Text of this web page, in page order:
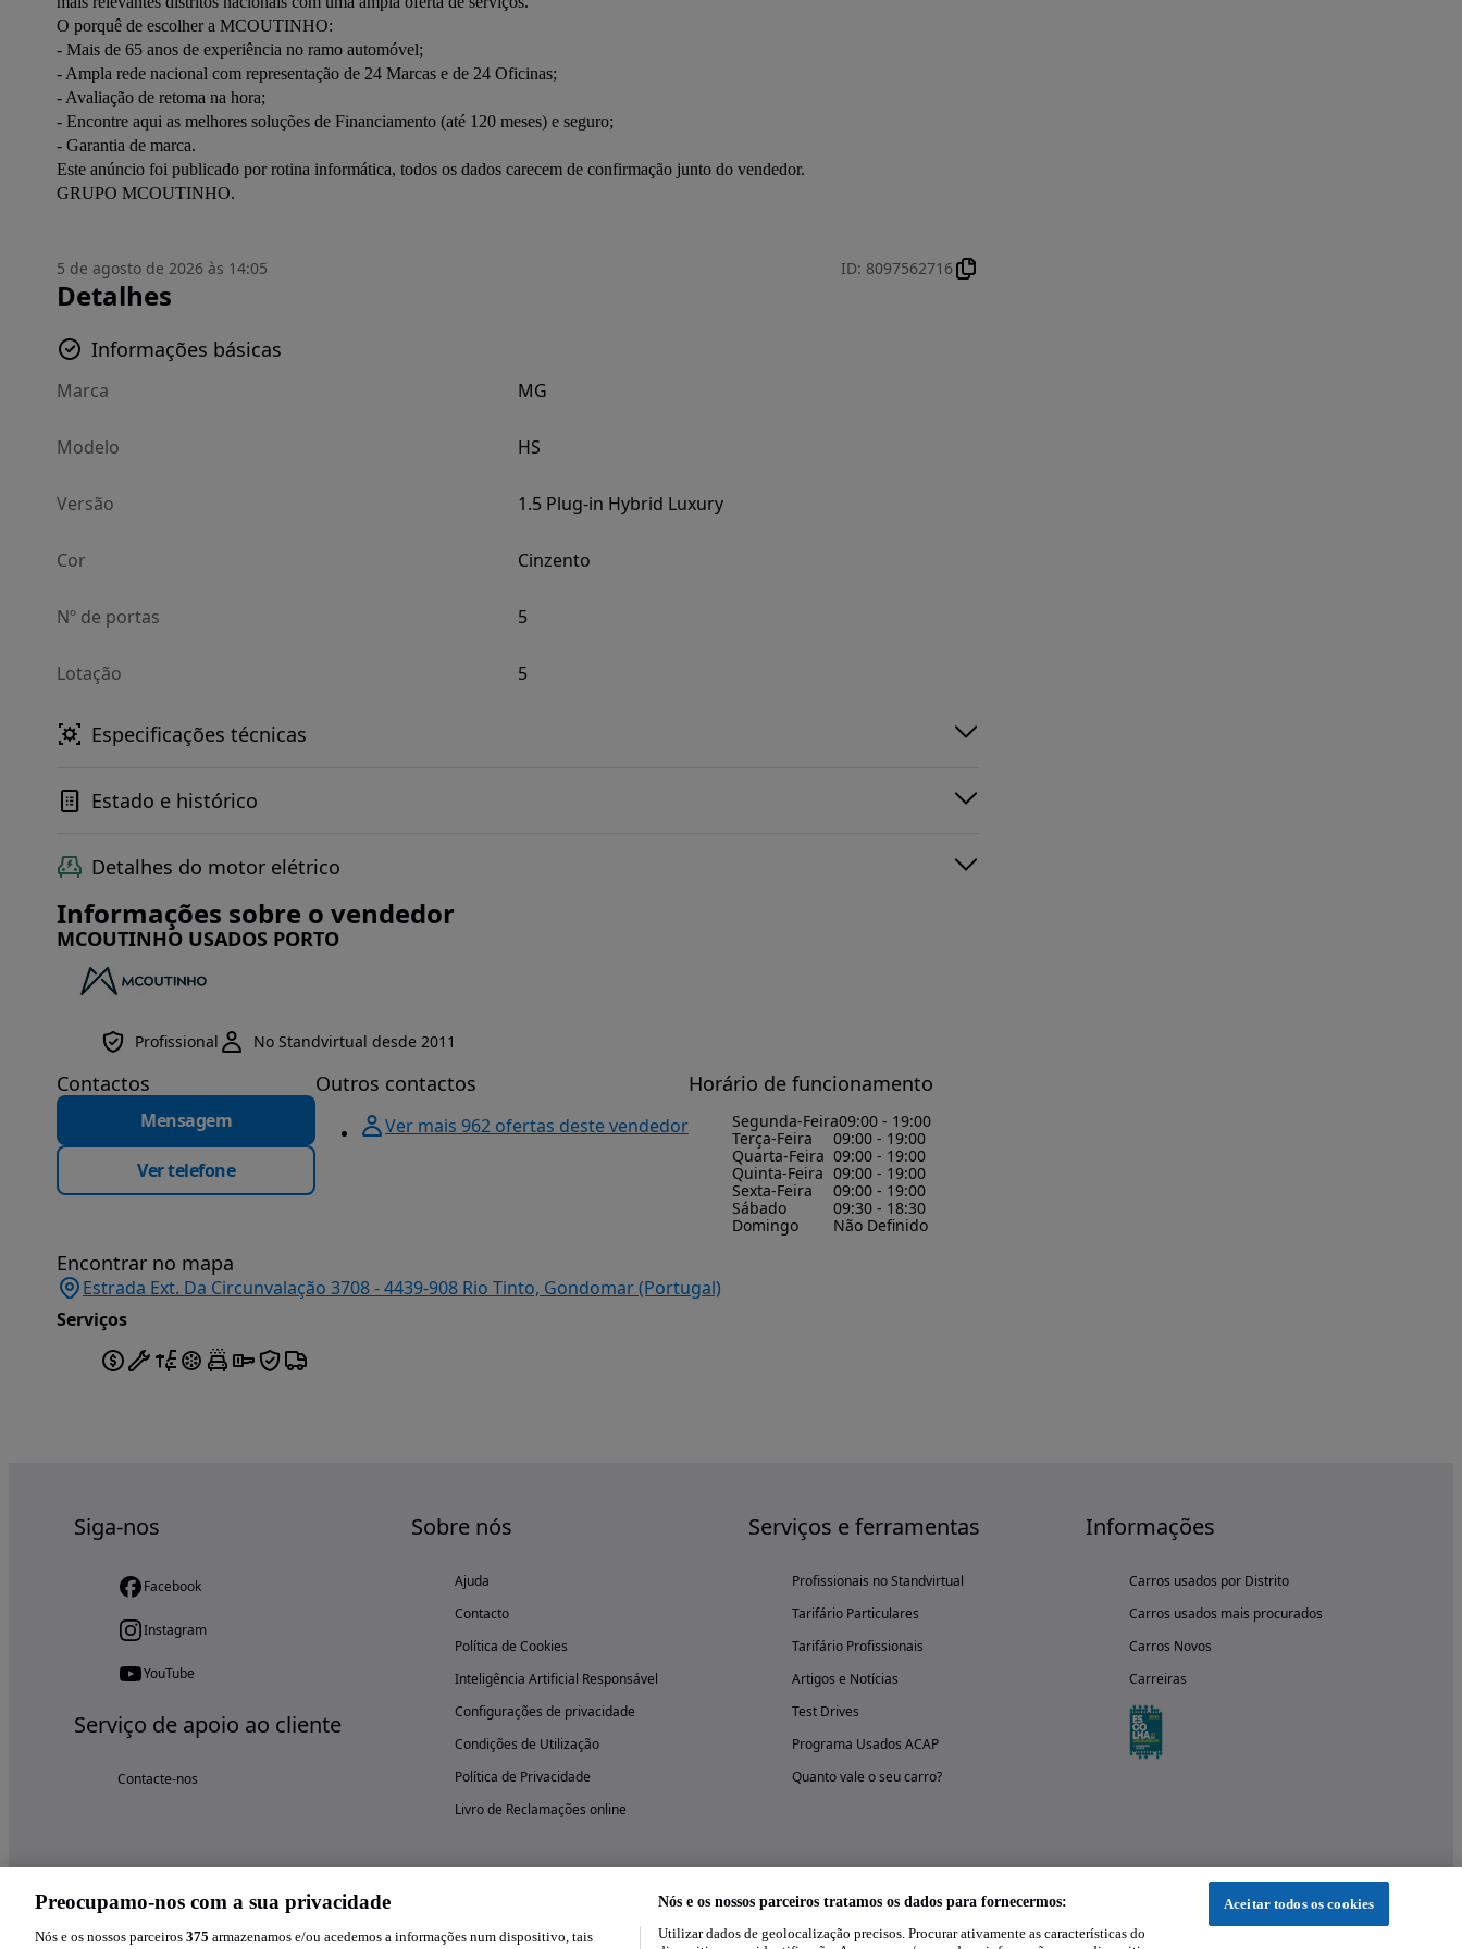
O porquê de escolher a MCOUTINHO:
- Mais de 65 anos de experiência no ramo automóvel;
- Ampla rede nacional com representação de 24 Marcas e de 24 Oficinas;
- Avaliação de retoma na hora;
- Encontre aqui as melhores soluções de Financiamento (até 120 meses) e seguro;
- Garantia de marca.
Este anúncio foi publicado por rotina informática, todos os dados carecem de confirmação junto do vendedor.
GRUPO MCOUTINHO.
5 de agosto de 2026 às 14:05 ID: 8097562716
Detalhes
Informações básicas
Marca MG
Modelo HS
Versão 1.5 Plug-in Hybrid Luxury
Cor Cinzento
Nº de portas 5
Lotação 5
Especificações técnicas
Estado e histórico
Detalhes do motor elétrico
Informações sobre o vendedor
MCOUTINHO USADOS PORTO
Profissional No Standvirtual desde 2011
Contactos
Mensagem
Ver telefone
Outros contactos
Ver mais 962 ofertas deste vendedor
Horário de funcionamento
Segunda-Feira09:00 - 19:00
Terça-Feira
09:00 - 19:00
Quarta-Feira 09:00 - 19:00
Quinta-Feira 09:00 - 19:00
Sexta-Feira
09:00 - 19:00
Sábado
09:30 - 18:30
Domingo
Não Definido
Encontrar no mapa
Estrada Ext. Da Circunvalação 3708 - 4439-908 Rio Tinto, Gondomar (Portugal)
Serviços
Siga-nos
Facebook
Instagram
YouTube
Serviço de apoio ao cliente
Contacte-nos
Sobre nós
Ajuda
Contacto
Política de Cookies
Inteligência Artificial Responsável
Configurações de privacidade
Condições de Utilização
Política de Privacidade
Livro de Reclamações online
Serviços e ferramentas
Profissionais no Standvirtual
Tarifário Particulares
Tarifário Profissionais
Artigos e Notícias
Test Drives
Programa Usados ACAP
Quanto vale o seu carro?
Informações
Carros usados por Distrito
Carros usados mais procurados
Carros Novos
Carreiras
Preocupamo-nos com a sua privacidade
Nós e os nossos parceiros 375 armazenamos e/ou acedemos a informações num dispositivo, tais
Nós e os nossos parceiros tratamos os dados para fornecermos:
Utilizar dados de geolocalização precisos. Procurar ativamente as características do
Aceitar todos os cookies